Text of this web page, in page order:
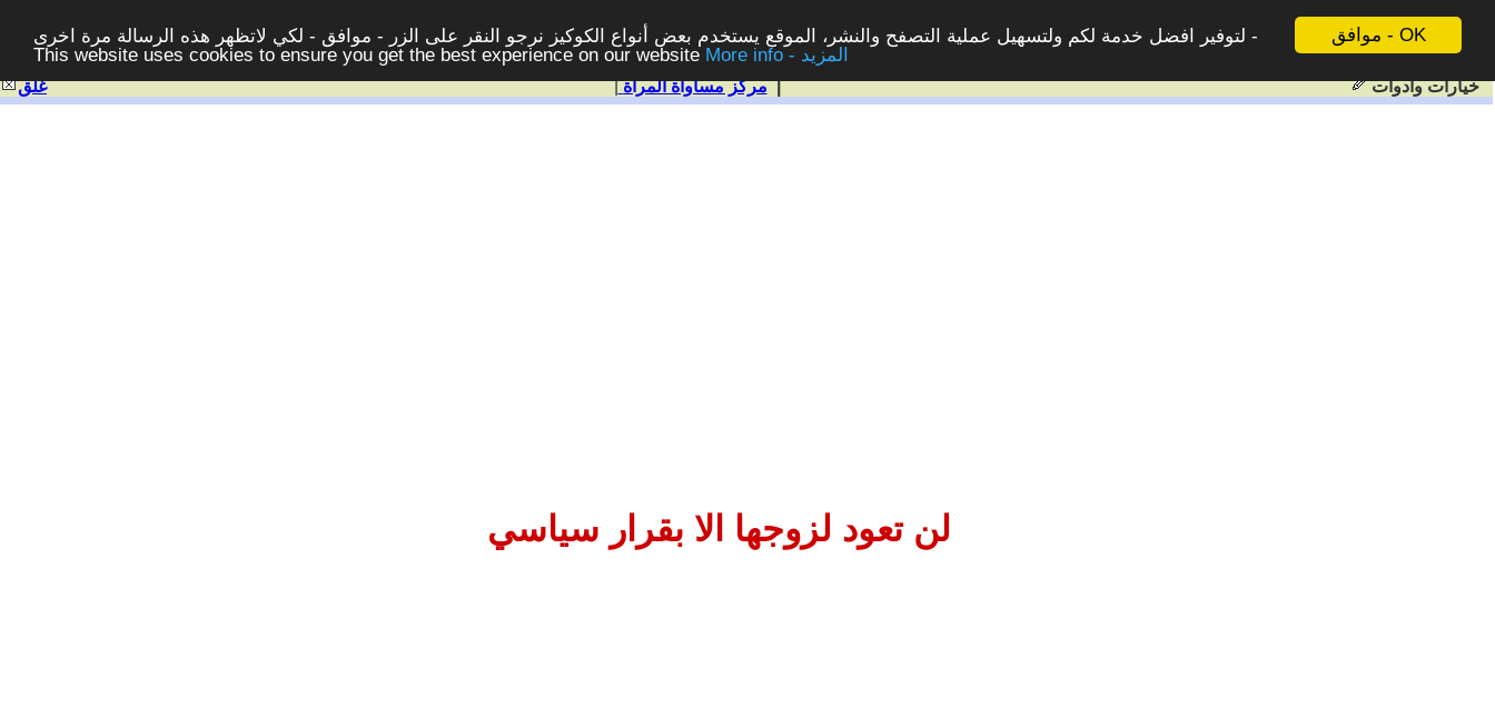
موافق - OK
لتوفير افضل خدمة لكم ولتسهيل عملية التصفح والنشر، الموقع يستخدم بعض أنواع الكوكيز نرجو النقر على الزر - موافق - لكي لاتظهر هذه الرسالة مرة اخرى -
This website uses cookies to ensure you get the best experience on our website
More info - المزيد
غلق | مركز مساواة المرأة| خيارات وادوات
لن تعود لزوجها الا بقرار سياسي